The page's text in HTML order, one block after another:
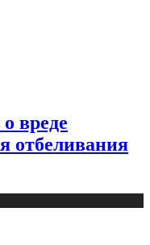
вреде
отбеливания